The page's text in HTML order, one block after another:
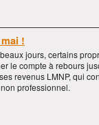
!
jours, certains
le compte à rebours
revenus LMNP, qui
professionnel.